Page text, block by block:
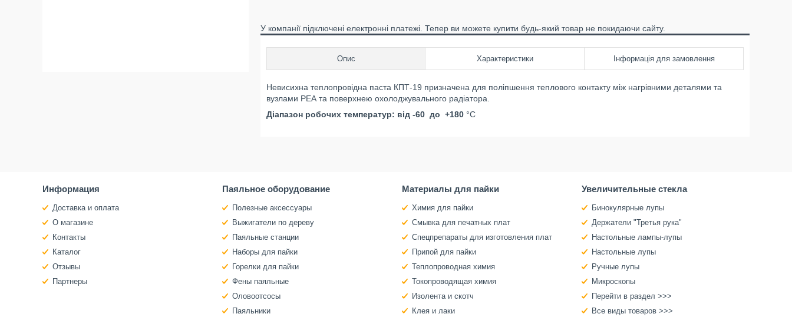
У компанії підключені електронні платежі. Тепер ви можете купити будь-який товар не покидаючи сайту.
Опис Характеристики Інформація для замовлення
Невисихна теплопровідна паста КПТ-19 призначена для поліпшення теплового контакту між нагрівними деталями та
вузлами РЕА та поверхнею охолоджувального радіатора.
Діапазон робочих температур: від -60 до +180 °C
Информация
Доставка и оплата
О магазине
Контакты
Каталог
Отзывы
Партнеры
Паяльное оборудование
Полезные аксессуары
Выжигатели по дереву
Паяльные станции
Наборы для пайки
Горелки для пайки
Фены паяльные
Оловоотсосы
Паяльники
Материалы для пайки
Химия для пайки
Смывка для печатных плат
Спецпрепараты для изготовления плат
Припой для пайки
Теплопроводная химия
Токопроводящая химия
Изолента и скотч
Клея и лаки
Увеличительные стекла
Бинокулярные лупы
Держатели "Третья рука"
Настольные лампы-лупы
Настольные лупы
Ручные лупы
Микроскопы
Перейти в раздел >>>
Все виды товаров >>>